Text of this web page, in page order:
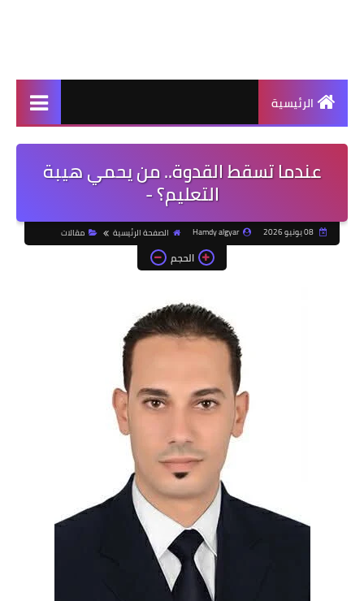
الرئيسية
عندما تسقط القدوة.. من يحمي هيبة
التعليم؟ -
08 يونيو 2026 Hamdy algyar الصفحة الرئيسية مقالات
الحجم